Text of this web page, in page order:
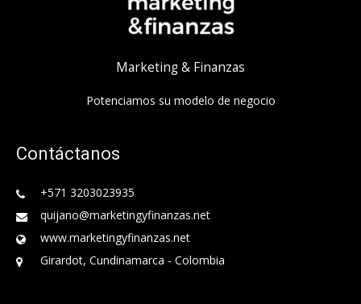
Marketing & Finanzas
Potenciamos su modelo de negocio
Contáctanos
+571 3203023935
quijano@marketingyfinanzas.net
www.marketingyfinanzas.net
Girardot, Cundinamarca - Colombia